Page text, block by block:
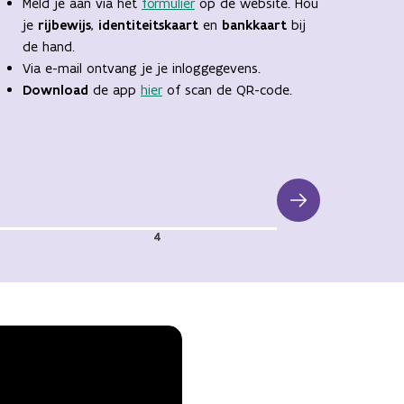
je rijbewijs, identiteitskaart en bankkaart bij
de hand.
Via e-mail ontvang je je inloggegevens.
Download de app hier of scan de QR-code.
4